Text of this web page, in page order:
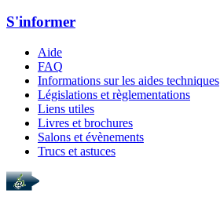
S'informer
Aide
FAQ
Informations sur les aides techniques
Législations et règlementations
Liens utiles
Livres et brochures
Salons et évènements
Trucs et astuces